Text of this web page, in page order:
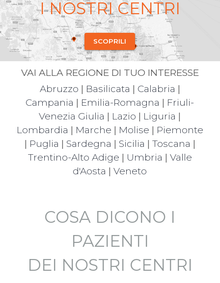
I NOSTRI CENTRI
SCOPRILI
VAI ALLA REGIONE DI TUO INTERESSE
Abruzzo | Basilicata | Calabria |
Campania | Emilia-Romagna | Friuli-
Venezia Giulia | Lazio | Liguria |
Lombardia | Marche | Molise | Piemonte
| Puglia | Sardegna | Sicilia | Toscana |
Trentino-Alto Adige | Umbria | Valle
d'Aosta |Veneto
COSA DICONO I
PAZIENTI
DEI NOSTRI CENTRI